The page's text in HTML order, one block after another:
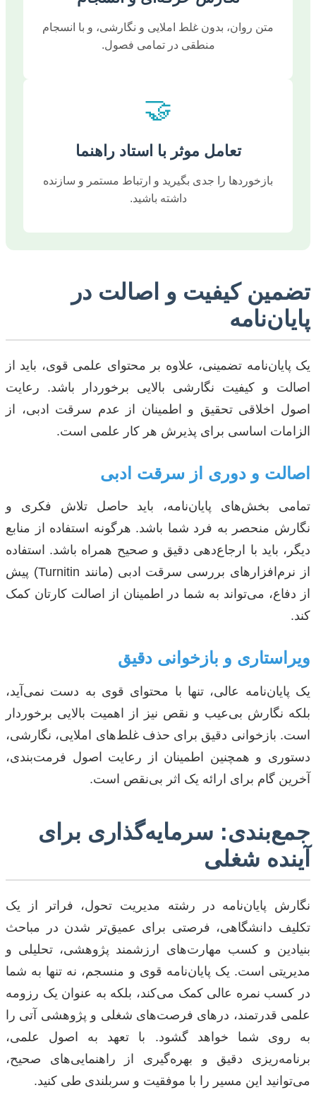
متن روان، بدون غلط املایی و نگارشی، و با انسجام
منطقی در تمامی فصول.
🤝
تعامل موثر با استاد راهنما
بازخوردها را جدی بگیرید و ارتباط مستمر و سازنده
داشته باشید.
تضمین کیفیت و اصالت در
پایان‌نامه
یک پایان‌نامه تضمینی، علاوه بر محتوای علمی قوی، باید از
اصالت و کیفیت نگارشی بالایی برخوردار باشد. رعایت
اصول اخلاقی تحقیق و اطمینان از عدم سرقت ادبی، از
الزامات اساسی برای پذیرش هر کار علمی است.
اصالت و دوری از سرقت ادبی
تمامی بخش‌های پایان‌نامه، باید حاصل تلاش فکری و
نگارش منحصر به فرد شما باشد. هرگونه استفاده از منابع
دیگر، باید با ارجاع‌دهی دقیق و صحیح همراه باشد. استفاده
از نرم‌افزارهای بررسی سرقت ادبی (مانند Turnitin) پیش
از دفاع، می‌تواند به شما در اطمینان از اصالت کارتان کمک
کند.
ویراستاری و بازخوانی دقیق
یک پایان‌نامه عالی، تنها با محتوای قوی به دست نمی‌آید،
بلکه نگارش بی‌عیب و نقص نیز از اهمیت بالایی برخوردار
است. بازخوانی دقیق برای حذف غلط‌های املایی، نگارشی،
دستوری و همچنین اطمینان از رعایت اصول فرمت‌بندی،
آخرین گام برای ارائه یک اثر بی‌نقص است.
جمع‌بندی: سرمایه‌گذاری برای
آینده شغلی
نگارش پایان‌نامه در رشته مدیریت تحول، فراتر از یک
تکلیف دانشگاهی، فرصتی برای عمیق‌تر شدن در مباحث
بنیادین و کسب مهارت‌های ارزشمند پژوهشی، تحلیلی و
مدیریتی است. یک پایان‌نامه قوی و منسجم، نه تنها به شما
در کسب نمره عالی کمک می‌کند، بلکه به عنوان یک رزومه
علمی قدرتمند، درهای فرصت‌های شغلی و پژوهشی آتی را
به روی شما خواهد گشود. با تعهد به اصول علمی،
برنامه‌ریزی دقیق و بهره‌گیری از راهنمایی‌های صحیح،
می‌توانید این مسیر را با موفقیت و سربلندی طی کنید.